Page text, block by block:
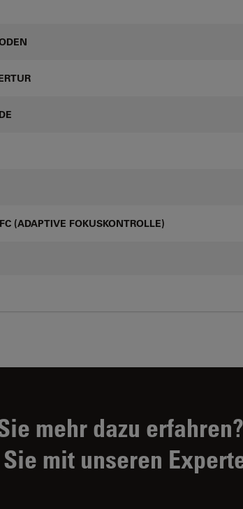
(ADAPTIVE FOKUSKONTROLLE)
mehr dazu erfahren?
mit unseren